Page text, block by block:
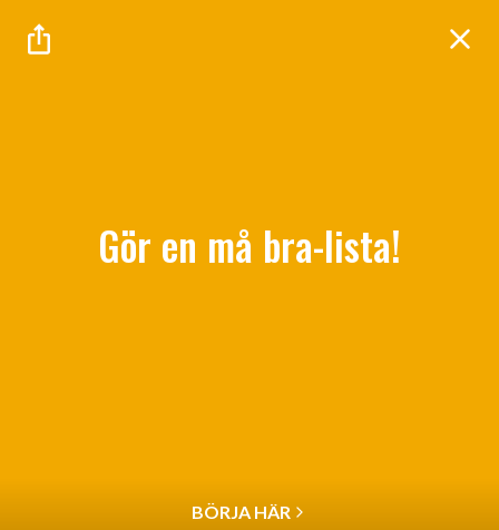
Gör en må bra-lista!
BÖRJA HÄR